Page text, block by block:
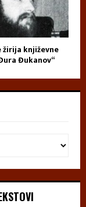
žirija književne
Đukanov“